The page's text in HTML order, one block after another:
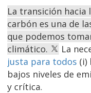
La transición hacia
carbón es una de
que podemos
climático.
La
justa para todos (i)
bajos niveles de
y crítica.